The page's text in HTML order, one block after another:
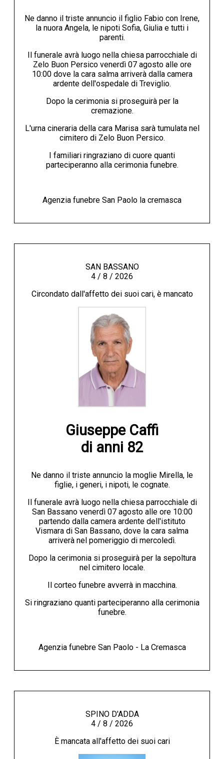
Ne danno il triste annuncio il figlio Fabio con Irene,
la nuora Angela, le nipoti Sofia, Giulia e tutti i
parenti.
Il funerale avrà luogo nella chiesa parrocchiale di
Zelo Buon Persico venerdì 07 agosto alle ore
10:00 dove la cara salma arriverà dalla camera
ardente dell'ospedale di Treviglio.
Dopo la cerimonia si proseguirà per la
cremazione.
L'urna cineraria della cara Marisa sarà tumulata nel
cimitero di Zelo Buon Persico.
I familiari ringraziano di cuore quanti
parteciperanno alla cerimonia funebre.
Agenzia funebre San Paolo la cremasca
SAN BASSANO
4 / 8 / 2026
Circondato dall'affetto dei suoi cari, è mancato
Giuseppe Caffi
di anni 82
Ne danno il triste annuncio la moglie Mirella, le
figlie, i generi, i nipoti, le cognate.
Il funerale avrà luogo nella chiesa parrocchiale di
San Bassano venerdì 07 agosto alle ore 10:00
partendo dalla camera ardente dell'istituto
Vismara di San Bassano, dove la cara salma
arriverà nel pomeriggio di mercoledì.
Dopo la cerimonia si proseguirà per la sepoltura
nel cimitero locale.
Il corteo funebre avverrà in macchina.
Si ringraziano quanti parteciperanno alla cerimonia
funebre.
Agenzia funebre San Paolo - La Cremasca
SPINO D'ADDA
4 / 8 / 2026
È mancata all'affetto dei suoi cari